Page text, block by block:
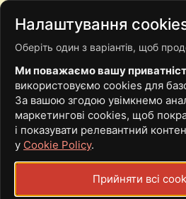
29.11 KARNA
Thu, 29.11.18 - 08:00
Сталева Гора
Налаштування
Оберіть один з варіантів, щоб
Ми поважаємо вашу
використовуємо cookies для
За вашою згодою увімкнемо
маркетингові cookies, щоб
і показувати релевантний
у Cookie Policy.
Прийняти всі